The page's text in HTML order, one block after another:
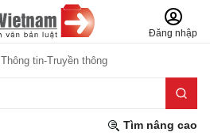
Đăng nhập
Thông tin-Truyền thông
Tìm nâng cao